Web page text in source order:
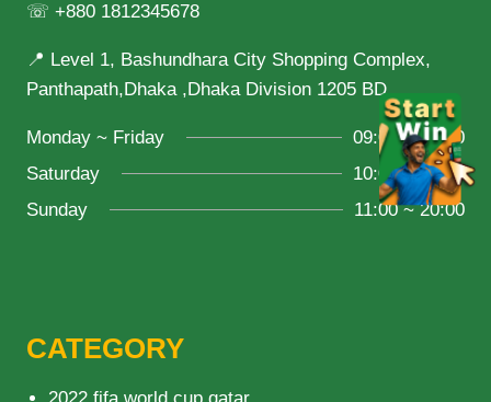
☏ +880 1812345678
📍 Level 1, Bashundhara City Shopping Complex,
Panthapath,Dhaka ,Dhaka Division 1205 BD
Monday ~ Friday
09:00 ~ 21:00
Saturday
10:00 ~ 18:00
Sunday
11:00 ~ 20:00
CATEGORY